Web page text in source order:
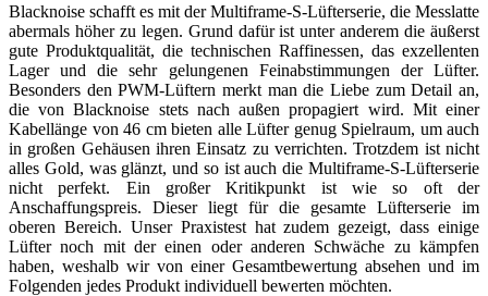
Blacknoise schafft es mit der Multiframe-S-Lüfterserie, die Messlatte
abermals höher zu legen. Grund dafür ist unter anderem die äußerst
gute Produktqualität, die technischen Raffinessen, das exzellenten
Lager und die sehr gelungenen Feinabstimmungen der Lüfter.
Besonders den PWM-Lüftern merkt man die Liebe zum Detail an,
die von Blacknoise stets nach außen propagiert wird. Mit einer
Kabellänge von 46 cm bieten alle Lüfter genug Spielraum, um auch
in großen Gehäusen ihren Einsatz zu verrichten. Trotzdem ist nicht
alles Gold, was glänzt, und so ist auch die Multiframe-S-Lüfterserie
nicht perfekt. Ein großer Kritikpunkt ist wie so oft der
Anschaffungspreis. Dieser liegt für die gesamte Lüfterserie im
oberen Bereich. Unser Praxistest hat zudem gezeigt, dass einige
Lüfter noch mit der einen oder anderen Schwäche zu kämpfen
haben, weshalb wir von einer Gesamtbewertung absehen und im
Folgenden jedes Produkt individuell bewerten möchten.